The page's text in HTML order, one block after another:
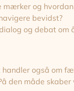
og
bevidst?
og debat om
også om
den måde